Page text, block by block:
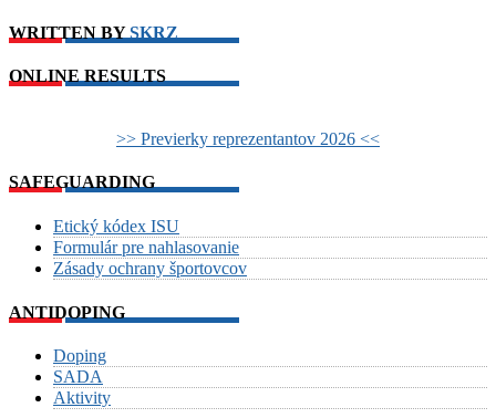
WRITTEN BYSKRZ
ONLINE RESULTS
>> Previerky reprezentantov 2026 <<
SAFEGUARDING
Etický kódex ISU
Formulár pre nahlasovanie
Zásady ochrany športovcov
ANTIDOPING
Doping
SADA
Aktivity